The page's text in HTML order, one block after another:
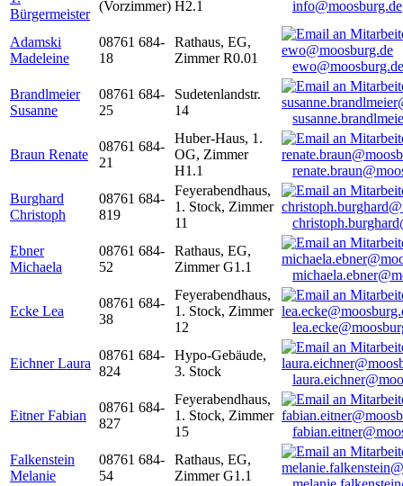
Bürgermeister
(Vorzimmer) H2.1
info@moosburg.de
Adamski
Madeleine
08761 684-
18
Rathaus, EG,
Zimmer R0.01
ewo@moosburg.de
Brandlmeier
Susanne
08761 684-
25
Sudetenlandstr.
14
Braun Renate
08761 684-
21
Huber-Haus, 1.
OG, Zimmer
H1.1
Burghard
Christoph
08761 684-
819
Feyerabendhaus,
1. Stock, Zimmer
11
Ebner
Michaela
08761 684-
52
Rathaus, EG,
Zimmer G1.1
Ecke Lea
08761 684-
38
Feyerabendhaus,
1. Stock, Zimmer
12
Eichner Laura
08761 684-
824
Hypo-Gebäude,
3. Stock
Eitner Fabian
08761 684-
827
Feyerabendhaus,
1. Stock, Zimmer
15
Falkenstein
Melanie
08761 684-
54
Rathaus, EG,
Zimmer G1.1